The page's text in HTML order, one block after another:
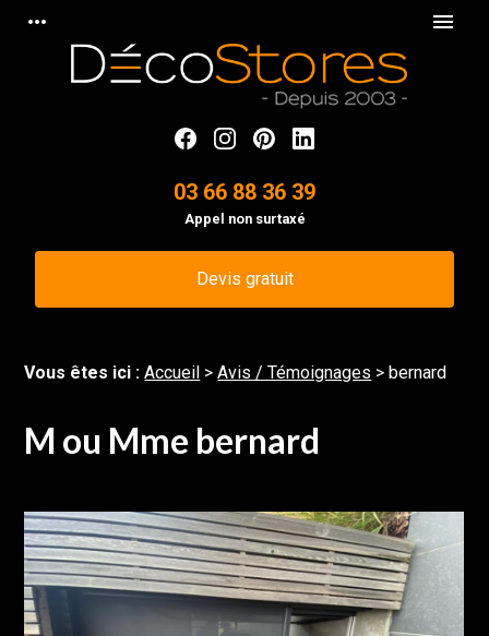
more_horiz menu
03 66 88 36 39
Appel non surtaxé
Devis gratuit
Vous êtes ici :Accueil >Avis / Témoignages > bernard
M ou Mme bernard